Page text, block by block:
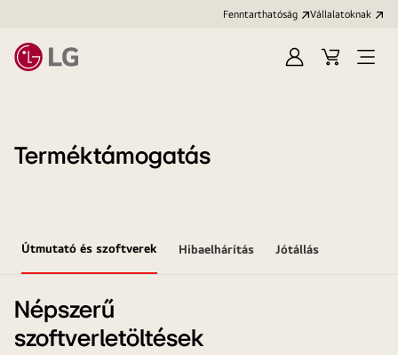
Fenntarthatóság Vállalatoknak
Bejelentkezés
KosárMenü
Terméktámogatás
Útmutató és szoftverek Hibaelhárítás Jótállás
Népszerű
szoftverletöltések